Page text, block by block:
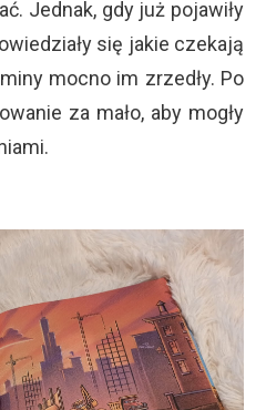
Jednak, gdy już pojawiły
się jakie czekają
mocno im zrzedły. Po
za mało, aby mogły